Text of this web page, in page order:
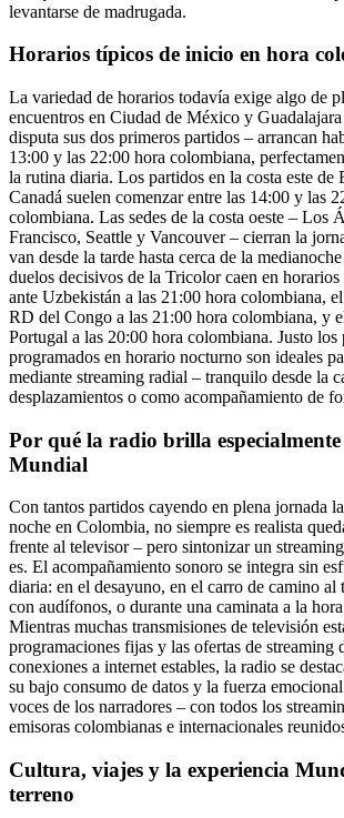
levantarse de madrugada.
Horarios típicos de inicio en hora
La variedad de horarios todavía exige algo de
encuentros en Ciudad de México y
disputa sus dos primeros partidos – arrancan
13:00 y las 22:00 hora colombiana,
la rutina diaria. Los partidos en la costa este de
Canadá suelen comenzar entre las 14:00 y las
colombiana. Las sedes de la costa oeste – Los
Francisco, Seattle y Vancouver – cierran la
van desde la tarde hasta cerca de la
duelos decisivos de la Tricolor caen en horarios
ante Uzbekistán a las 21:00 hora colombiana,
RD del Congo a las 21:00 hora colombiana, y
Portugal a las 20:00 hora colombiana. Justo los
programados en horario nocturno son ideales
mediante streaming radial – tranquilo desde la
desplazamientos o como acompañamiento de
Por qué la radio brilla especialmente
Mundial
Con tantos partidos cayendo en plena jornada
noche en Colombia, no siempre es realista
frente al televisor – pero sintonizar un
es. El acompañamiento sonoro se integra sin
diaria: en el desayuno, en el carro de camino
con audífonos, o durante una caminata a la
Mientras muchas transmisiones de televisión
programaciones fijas y las ofertas de streaming
conexiones a internet estables, la radio se
su bajo consumo de datos y la fuerza
voces de los narradores – con todos los
emisoras colombianas e internacionales
Cultura, viajes y la experiencia
terreno